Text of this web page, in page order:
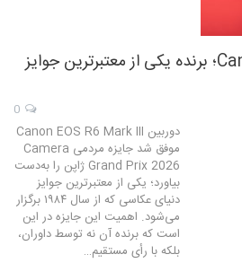
Canon EOS R6 Mark III؛ برنده یکی از معتبرترین جوایز
دوربین Canon EOS R6 Mark III
موفق شد جایزه‌ مردمی Camera
Grand Prix 2026 ژاپن را به‌دست
بیاورد؛ یکی از معتبرترین جوایز
دنیای عکاسی که از سال ۱۹۸۴ برگزار
می‌شود. اهمیت این جایزه در این
است که برنده‌ آن نه توسط داوران،
بلکه با رأی مستقیم…